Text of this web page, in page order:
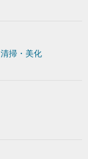
清掃・美化